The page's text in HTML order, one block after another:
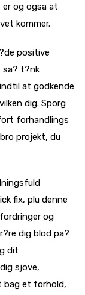
er og ogsa at
kommer.
positive
sa? t?nk
at godkende
dig. Sporg
forhandlings
projekt, du
fix, plu denne
og
dig blod pa?
dit
sjove,
bag et forhold,